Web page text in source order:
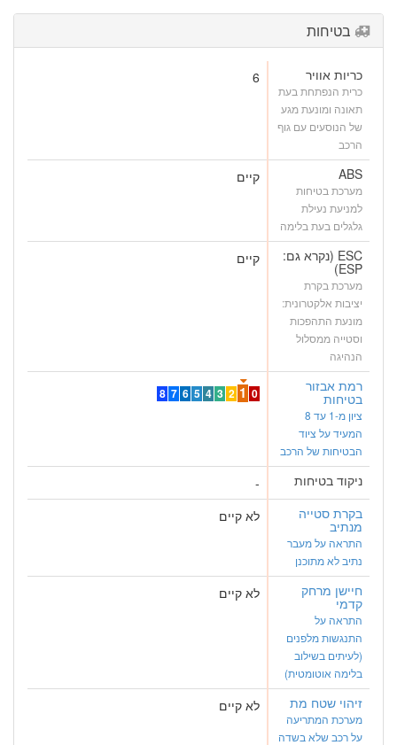
בטיחות
כריות אוויר
כרית הנפתחת בעת
תאונה ומונעת מגע
של הנוסעים עם גוף
הרכב
6
ABS
מערכת בטיחות
למניעת נעילת
גלגלים בעת בלימה
קיים
ESC (נקרא גם:
ESP)
מערכת בקרת
יציבות אלקטרונית:
מונעת התהפכות
וסטייה ממסלול
הנהיגה
קיים
רמת אבזור
בטיחות
ציון מ-1 עד 8
המעיד על ציוד
הבטיחות של הרכב
0
1
2
3
4
5
6
7
8
ניקוד בטיחות
-
בקרת סטייה
מנתיב
התראה על מעבר
נתיב לא מתוכנן
לא קיים
חיישן מרחק
קדמי
התראה על
התנגשות מלפנים
(לעיתים בשילוב
בלימה אוטומטית)
לא קיים
זיהוי שטח מת
מערכת המתריעה
על רכב שלא בשדה
לא קיים